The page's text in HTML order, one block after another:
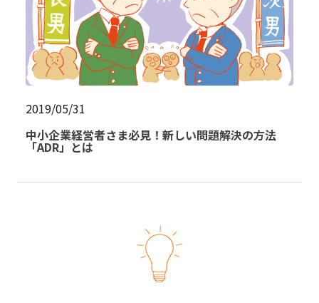
2019/05/31
中小企業経営者さま必見！新しい問題解決の方法
「ADR」とは